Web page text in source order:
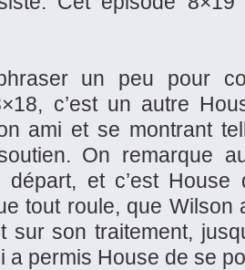
un peu pour
c’est un autre
ami et se montrant
On remarque
départ, et c’est
tout roule, que
sur son traitement,
a permis House de se